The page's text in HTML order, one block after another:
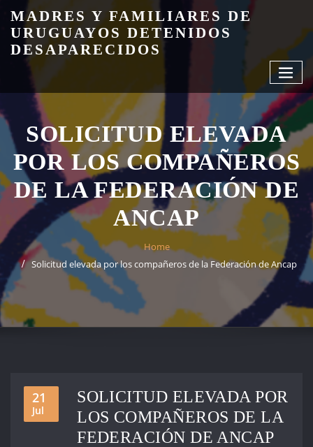
content
MADRES Y FAMILIARES DE
URUGUAYOS DETENIDOS
DESAPARECIDOS
SOLICITUD ELEVADA
POR LOS COMPAÑEROS
DE LA FEDERACIÓN DE
ANCAP
Home
Solicitud elevada por los compañeros de la Federación de Ancap
21
Jul
SOLICITUD ELEVADA POR
LOS COMPAÑEROS DE LA
FEDERACIÓN DE ANCAP